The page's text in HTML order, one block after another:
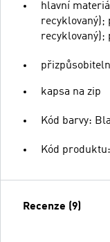
hlavní
recyklovaný);
recyklovaný);
kapsa na zip
Kód barvy:
Kód
Recenze (9)